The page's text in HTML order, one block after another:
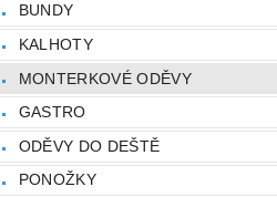
BUNDY
KALHOTY
MONTERKOVÉ ODĚVY
GASTRO
ODĚVY DO DEŠTĚ
PONOŽKY